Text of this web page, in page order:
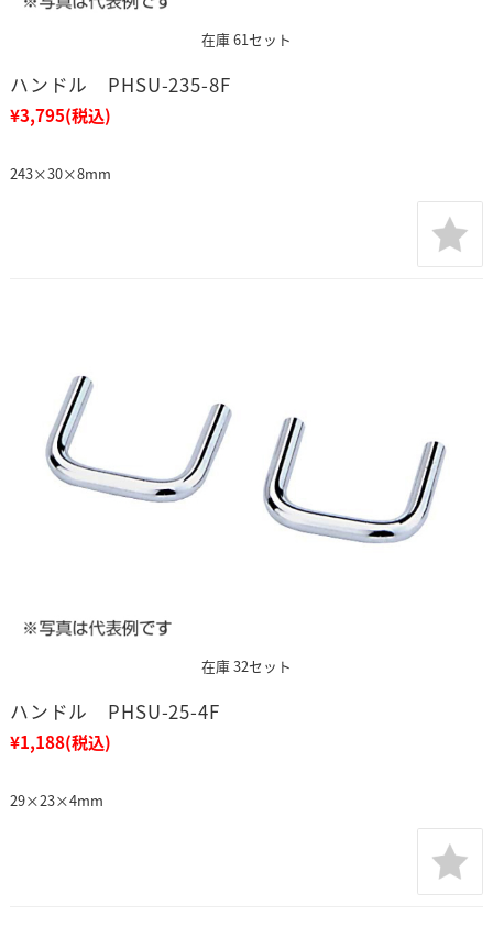
在庫 61セット
ハンドル PHSU-235-8F
¥3,795(税込)
243×30×8mm
在庫 32セット
ハンドル PHSU-25-4F
¥1,188(税込)
29×23×4mm